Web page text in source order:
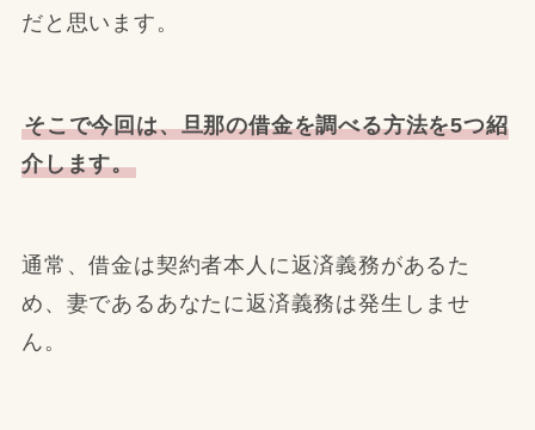
だと思います。
そこで今回は、旦那の借金を調べる方法を5つ紹
介します。
通常、借金は契約者本人に返済義務があるた
め、妻であるあなたに返済義務は発生しませ
ん。